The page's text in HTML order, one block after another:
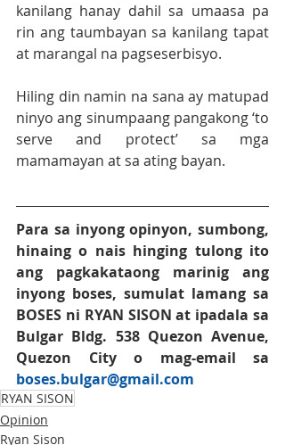
kanilang hanay dahil sa umaasa pa
rin ang taumbayan sa kanilang tapat
at marangal na pagseserbisyo.
Hiling din namin na sana ay matupad
ninyo ang sinumpaang pangakong ‘to
serve and protect’ sa mga
mamamayan at sa ating bayan.
Para sa inyong opinyon, sumbong,
hinaing o nais hinging tulong ito
ang pagkakataong marinig ang
BOSES ni RYAN SISON at ipadala sa
Bulgar Bldg. 538 Quezon Avenue,
boses.bulgar@gmail.com
RYAN SISON
Opinion
Ryan Sison